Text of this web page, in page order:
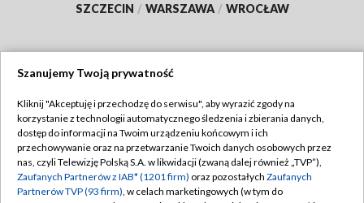
SZCZECIN / WARSZAWA / WROCŁAW
TVP
Abonament TVP
Emisja w TVP
Regulamin TVP
Polityka prywatności
Szanujemy Twoją prywatność
Kliknij "Akceptuję i przechodzę do serwisu", aby wyrazić zgody na
korzystanie z technologii automatycznego śledzenia i zbierania danych,
dostęp do informacji na Twoim urządzeniu końcowym i ich
przechowywanie oraz na przetwarzanie Twoich danych osobowych przez
nas, czyli Telewizję Polską S.A. w likwidacji (zwaną dalej również „TVP”),
Zaufanych Partnerów z IAB* (1201 firm) oraz pozostałych Zaufanych
Partnerów TVP (93 firm), w celach marketingowych (w tym do